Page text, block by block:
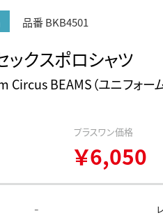
品番 BKB4501
ックスポロシャツ
Circus BEAMS（ユニフォー
プラスワン価格
￥6,050
-